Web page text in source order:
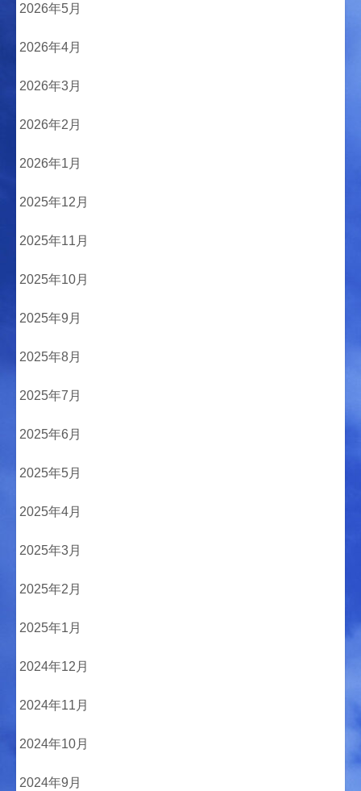
2026年5月
2026年4月
2026年3月
2026年2月
2026年1月
2025年12月
2025年11月
2025年10月
2025年9月
2025年8月
2025年7月
2025年6月
2025年5月
2025年4月
2025年3月
2025年2月
2025年1月
2024年12月
2024年11月
2024年10月
2024年9月